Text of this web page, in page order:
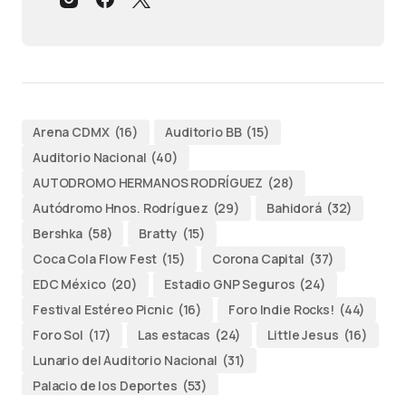
Arena CDMX (16) Auditorio BB (15)
Auditorio Nacional (40)
AUTODROMO HERMANOS RODRÍGUEZ (28)
Autódromo Hnos. Rodríguez (29) Bahidorá (32)
Bershka (58) Bratty (15)
Coca Cola Flow Fest (15) Corona Capital (37)
EDC México (20) Estadio GNP Seguros (24)
Festival Estéreo Picnic (16) Foro Indie Rocks! (44)
Foro Sol (17) Las estacas (24) Little Jesus (16)
Lunario del Auditorio Nacional (31)
Palacio de los Deportes (53)